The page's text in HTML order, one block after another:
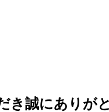
き誠にありが